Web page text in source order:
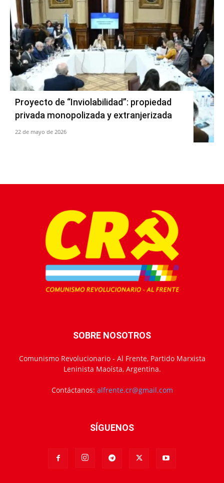
Proyecto de “Inviolabilidad”: propiedad
privada monopolizada y extranjerizada
22 de mayo de 2026
SOBRE NOSOTROS
Comunismo Revolucionario - Al Frente, Partido Marxista
Leninista Maoísta, Argentina.
Contáctanos: alfrente.cr@gmail.com
SÍGUENOS